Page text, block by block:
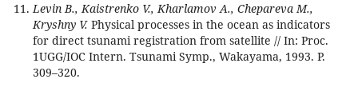
Levin В., Kaistrenko V., Kharlamov A., Chepareva M.,
Kryshny V.Physical processes in the ocean as indicators
for direct tsunami registration from satellite // In: Proc.
1UGG/IOC Intern. Tsunami Symp., Wakayama, 1993. P.
309–320.